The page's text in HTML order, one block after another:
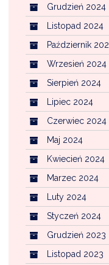
Grudzień 2024
Listopad 2024
Październik
Wrzesień 2024
Sierpień 2024
Lipiec 2024
Czerwiec 2024
Maj 2024
Kwiecień 2024
Marzec 2024
Luty 2024
Styczeń 2024
Grudzień 2023
Listopad 2023